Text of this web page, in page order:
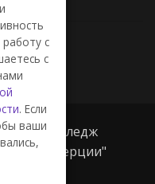
колледж
и коммерции"
с
с
. Если
ваши